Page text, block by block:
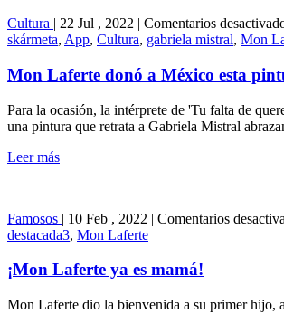
Cultura | 22 Jul , 2022 | Comentarios
skármeta, App, Cultura, gabriela mistral, Mon
Mon Laferte donó a México esta
Para la ocasión, la intérprete de 'Tu falta de
una pintura que retrata a Gabriela Mistral
Leer más
Famosos | 10 Feb , 2022 | Comentarios
destacada3, Mon Laferte
¡Mon Laferte ya es mamá!
Mon Laferte dio la bienvenida a su primer hijo,